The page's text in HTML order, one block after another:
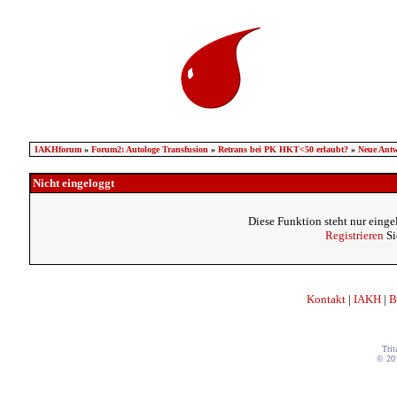
IAKHforum» Forum2: Autologe Transfusion » Retrans bei PK HKT<50 erlaubt?» Neue
Nicht eingeloggt
Diese Funktion steht nur
Registrieren
Kontakt | IAKH |
©